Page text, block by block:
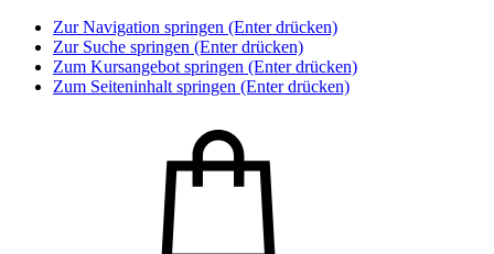
Zur Navigation springen (Enter drücken)
Zur Suche springen (Enter drücken)
Zum Kursangebot springen (Enter drücken)
Zum Seiteninhalt springen (Enter drücken)